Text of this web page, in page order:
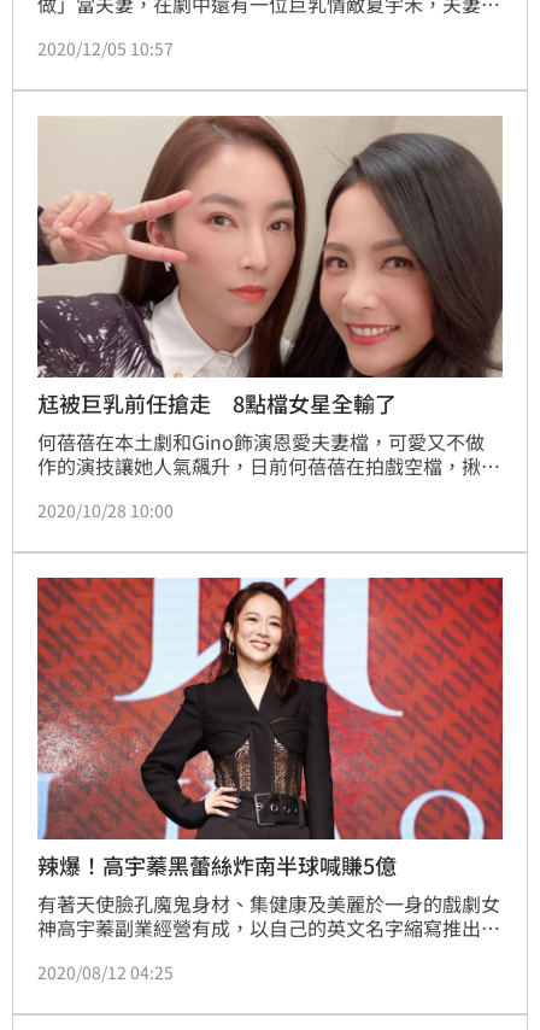
到處踩點喝咖啡，歡度自己的休閒時光，何蓓蓓提到自
廳秘境，該咖啡廳「尋道 -珈琲煎焙所」位子可以隨意
坐，有點嬉皮，重點還有大陽台可以拍照，艷陽天、陰
天都有不同感覺。
2020/12/05 10:57
尪被巨乳前任搶走 8點檔女星全輸了
何蓓蓓在本土劇和Gino飾演恩愛夫妻檔，可愛又不做
作的演技讓她人氣飆升，日前何蓓蓓在拍戲空檔，揪了
舞蹈「螃蟹舞」，尤其跟劇中的小姑張家瑋合跳的，更
2020/10/28 10:00
辣爆！高宇蓁黑蕾絲炸南半球喊賺5億
有著天使臉孔魔鬼身材、集健康及美麗於一身的戲劇女
神高宇蓁副業經營有成，以自己的英文名字縮寫推出的
佳績，每個月營業額更是平均達千萬，今高宇蓁霸氣露
2020/08/12 04:25